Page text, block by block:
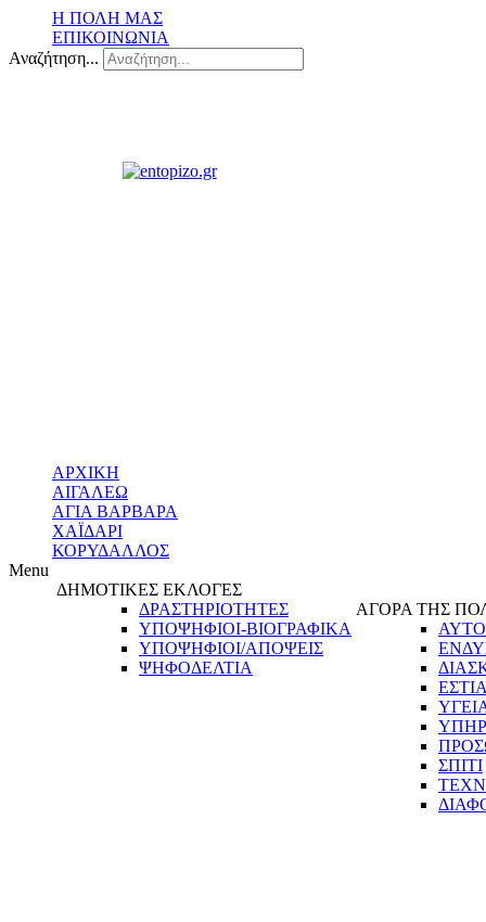
Η ΠΟΛΗ ΜΑΣ
ΕΠΙΚΟΙΝΩΝΙΑ
Αναζήτηση...
ΑΡΧΙΚΗ
ΑΙΓΑΛΕΩ
ΑΓΙΑ ΒΑΡΒΑΡΑ
ΧΑΪΔΑΡΙ
ΚΟΡΥΔΑΛΛΟΣ
Menu
ΔΗΜΟΤΙΚΕΣ ΕΚΛΟΓΕΣ
ΔΡΑΣΤΗΡΙΟΤΗΤΕΣ
ΥΠΟΨΗΦΙΟΙ-ΒΙΟΓΡΑΦΙΚΑ
ΥΠΟΨΗΦΙΟΙ/ΑΠΟΨΕΙΣ
ΨΗΦΟΔΕΛΤΙΑ
ΑΓΟΡΑ ΤΗΣ
ΣΠΙΤΙ